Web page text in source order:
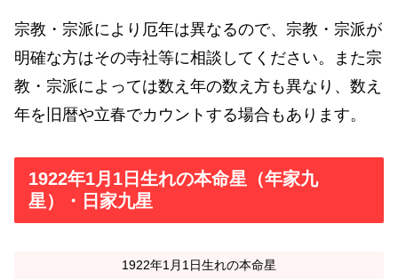
宗教・宗派により厄年は異なるので、宗教・宗派が
明確な方はその寺社等に相談してください。また宗
教・宗派によっては数え年の数え方も異なり、数え
年を旧暦や立春でカウントする場合もあります。
1922年1月1日生れの本命星（年家九
星）・日家九星
1922年1月1日生れの本命星